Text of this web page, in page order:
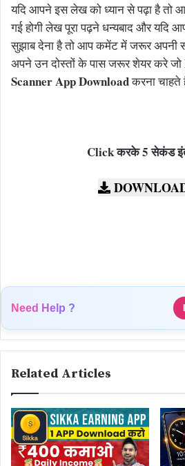
यदि आपने इस लेख को ध्यान से पढ़ा है तो
गई होगी लेख पूरा पढ़ने धन्यबाद और यदि
सुझाब देना है तो आप कमेंट में जरूर
अपने उन दोस्तों के पास जरूर शेयर करे जो
Scanner App Downloadकरना चाहते
Click करके 5 सेकंड
Need Help ?
Related Articles